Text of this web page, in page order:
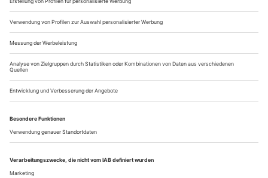
Testament veröffentlicht einen Mitschnitt der bahnbrechenden
«Trojaner»-Aufführung, die Rafael Kubelik 1957 in London
dirigierte.
Schon zu Berlioz’ Lebzeiten galten «Les Troyens» in der
fünfaktigen Version als unaufführbar. Der Komponist musste
sein ehrgeizigstes Werk deshalb teilen. Was dann am
4. November 1863 unter dem Titel «Les Troyens à Carthage»
im Pariser Théâtre-Lyrique zur Uraufführung kam, waren die
letzten drei Akte. Die ersten beiden («La Prise de Troie»)
wurden zehn Jahre nach...